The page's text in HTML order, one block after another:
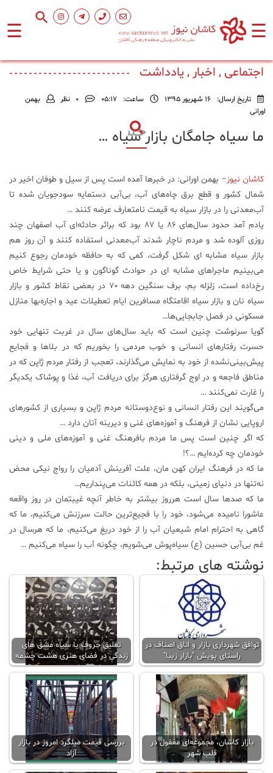
☰ ☰
اصلی
اجتماعی
ورزشی
محیط
زیست
علم
و
فناوری
عکس
پادکست
مجله
فرهنگی
و
هنری
اجتماعی , اخبار , یادداشت
تاریخ ارسال: 16 شهریور 1395 ساعت: ۰۵:۱۷ 0 نظر
بهمن
اورانی
ما سیاه جامگان بازار سیاه …
کاشان نیوز – بهمن اورانی: در خبرها آمده است پس از سیل و طوفان اخیر در
شمال کشور و قطع برق چاه‌های آب، بی‌آبی دستمایه سودجویان شده تا
آب‌معدنی را در بازار سیاه به قیمت نامتعارف عرضه کنند …
یادم آمد حدود سال‌های ۸۶ یا ۸۷ بود که براثر حادثه‌ای آب اصفهان چند
روزی آلوده شد و مردم ناچار شدند آب‌معدنی استفاده کنند و آن روز هم
بازار سیاه مشابه ای شکل گرفت، کمی که به حافظه خودمان رجوع کنیم
می‌بینیم ماجراهای مشابه ای در حوادث گوناگون و یا حتی شرایط خاص
رخ‌داده است، زلزله بم، برف سنگین دهه ۷۰ در بعضی نقاط کشور و بازار
سیاه نان و بازار سیاه اقامتگاه مسافرین ایام تعطیلات عید و اجاره‌بها منازل
مسکونی در فصل جابجایی‌ها…
گویا سرنوشت چنین است که باید سال‌های سال در غربت تنهایی خود
حسرت رفتارهای انسانی و خوب مردمی را بخوریم که در بلاها و فجایع
پیش‌بینی‌نشده از خود به نمایش می‌گذارند، تعجب از رفتار مردم ژاپن که در
مناطق فاجعه و در اوج گرفتاری هرگز برای دریافت آب، غذا و پوشاک یکدیگر
را غارت نمی‌کنند …
می‌گویند این رفتار انسانی و نوع‌دوستانه مردم ژاپن و بسیاری از کشورهای
اروپایی نشان از فرهنگ و آموزه‌های غنی و دیرینه آنان دارد …
که اگر چنین است پس ما مردم بافرهنگ غنی و آموزه‌های ملی و دینی
خودمان چه کرده‌ایم …؟!
ما که در فرهنگ ایران کهن مان، علت آفرینش آدمیان را رواج نیکی محض
نه‌تنها در دنیای زمینی، بلکه در همه کائنات می‌پنداریم…
ما که صدها سال است هرروز بیشتر به خاطر آنچه غیبتمان در روز واقعه
عاشورا نامیده می‌شود، خود را با فجیع‌ترین حالت سرزنش می‌کنیم، ما که
گاهی به احترام امام شیعیان آب را از خود دریغ می‌کنیم، ما که هرسال در
غم بی‌آبی حسین (ع) سیاه‌پوش می‌شویم، چگونه آب را سیاه می‌کنیم …
نوشته های مرتبط:
توافق شهرداری بازار و اتاق اصناف در
راستای پویش "بازار زیبا"
تعلیق حروف یا سیاه مشق های
زندگی در فضای هنری هشت چشمه
بازار کاشان، مجموعه‌ای مغفول در
قلب شهر
بررسی قیمت میلگرد امروز در بازار
آزاد